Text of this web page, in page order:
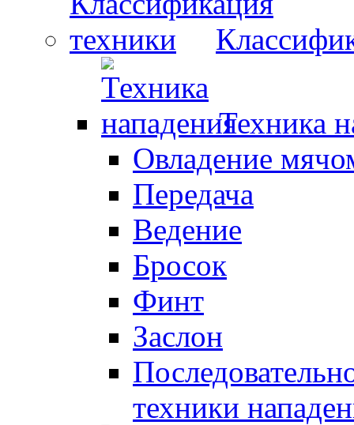
Техника
Овладение
Передача
Ведение
Бросок
Финт
Заслон
техники